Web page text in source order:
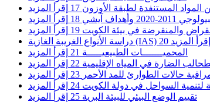
المواد المستنفدة لطبقة الأوزون 17 إقرأ المزيد
وأهداف آيشي
18 إقرأ المزيد
والمنقرضة في بيئة الكويت 19 إقرأ المزيد
دراسة الأنواع الغريبة الغازية (IAS) 20 إقرأ المزيد
المحميـــــــات الطبيعيـــــة 21 إقرأ المزيد
الضارة في المياه الإقليمية 22 إقرأ المزيد
حالات الطوارئ للمد الأحمر 23 إقرأ المزيد
لتنمية السواحل في دولة الكويت 24 إقرأ المزيد
تقييم الوضع البيئي للبيئة البرية 25 إقرأ المزيد